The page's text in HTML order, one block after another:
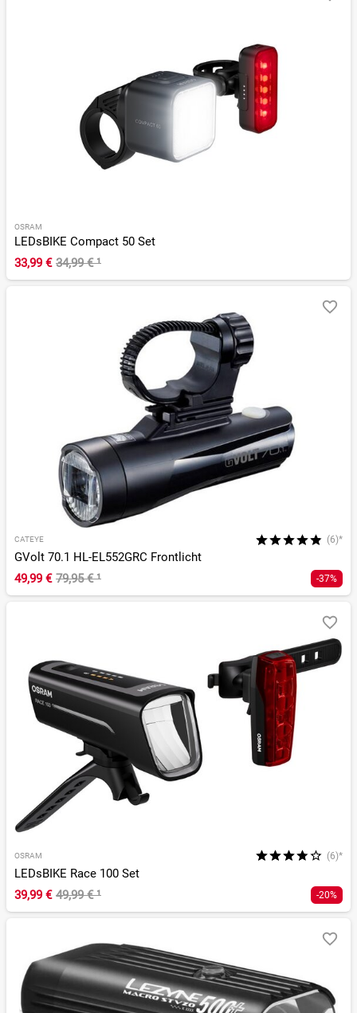
OSRAM
LEDsBIKE Compact 50 Set
33,99 € 34,99 €¹
CATEYE (6)*
GVolt 70.1 HL-EL552GRC Frontlicht
49,99 € 79,95 €¹ -37%
OSRAM (6)*
LEDsBIKE Race 100 Set
39,99 € 49,99 €¹ -20%